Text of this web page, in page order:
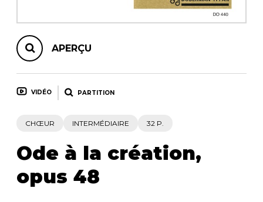
APERÇU
VIDÉO PARTITION
CHŒUR INTERMÉDIAIRE 32 P.
Ode à la création,
opus 48